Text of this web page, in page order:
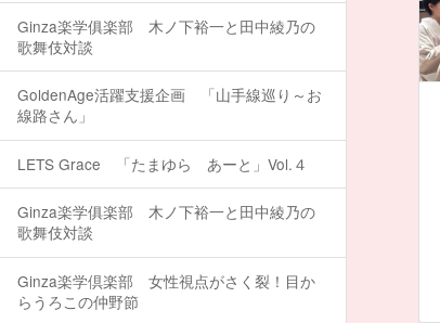
Ginza楽学俱楽部 木ノ下裕一と田中綾乃の
歌舞伎対談
GoldenAge活躍支援企画 「山手線巡り～お
線路さん」
LETS Grace 「たまゆら あーと」Vol.４
Ginza楽学俱楽部 木ノ下裕一と田中綾乃の
歌舞伎対談
Ginza楽学倶楽部 女性視点がさく裂！目か
らうろこの仲野節